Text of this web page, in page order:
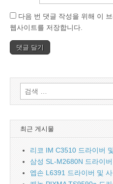
다음 번 댓글 작성을 위해 이
웹사이트를 저장합니다.
검
색:
최근 게시물
리코 IM C3510 드라이버
삼성 SL-M2680N 드라이
엡손 L6391 드라이버 및